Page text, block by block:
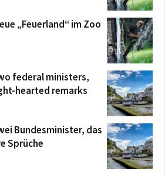
„Feuerland“ im Zoo
federal ministers,
hearted remarks
Bundesminister, das
Sprüche